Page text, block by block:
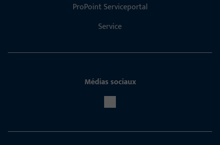
ProPoint Serviceportal
Service
Médias sociaux